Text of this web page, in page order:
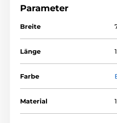
Parameter
Breite
Länge
Farbe
Material